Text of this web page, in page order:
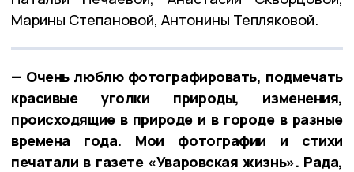
Марины Степановой, Антонины Тепляковой.
— Очень люблю фотографировать, подмечать
красивые уголки природы, изменения,
происходящие в природе и в городе в разные
времена года. Мои фотографии и стихи
печатали в газете «Уваровская жизнь». Рада,